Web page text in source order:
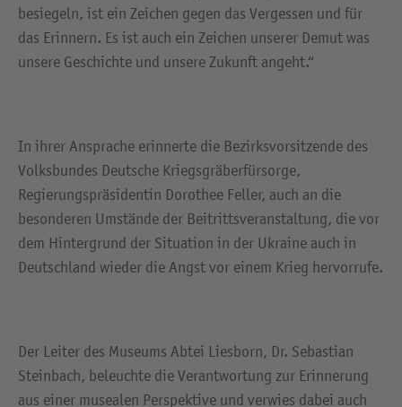
besiegeln, ist ein Zeichen gegen das Vergessen und für
das Erinnern. Es ist auch ein Zeichen unserer Demut was
unsere Geschichte und unsere Zukunft angeht.“
In ihrer Ansprache erinnerte die Bezirksvorsitzende des
Volksbundes Deutsche Kriegsgräberfürsorge,
Regierungspräsidentin Dorothee Feller, auch an die
besonderen Umstände der Beitrittsveranstaltung, die vor
dem Hintergrund der Situation in der Ukraine auch in
Deutschland wieder die Angst vor einem Krieg hervorrufe.
Der Leiter des Museums Abtei Liesborn, Dr. Sebastian
Steinbach, beleuchte die Verantwortung zur Erinnerung
aus einer musealen Perspektive und verwies dabei auch